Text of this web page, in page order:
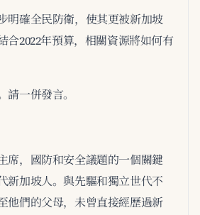
明確全民防衛，使其更被新加坡
合2022年預算，相關資源將如何有
一併發言。
席，國防和安全議題的一個關鍵
新加坡人。與先驅和獨立世代不
他們的父母，未曾直接經歷過新